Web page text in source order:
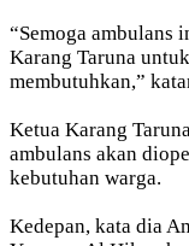
“Semoga ambulans
Karang Taruna
membutuhkan,”
Ketua Karang
ambulans akan
kebutuhan warga.
Kedepan, kata dia